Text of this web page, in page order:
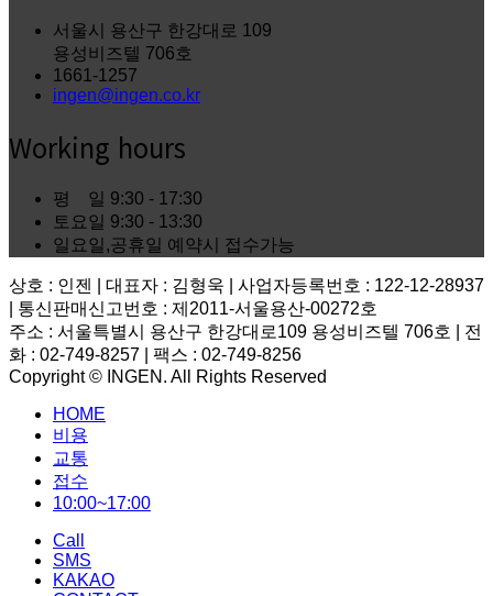
서울시 용산구 한강대로 109
용성비즈텔 706호
1661-1257
ingen@ingen.co.kr
Working hours
평 일 9:30 - 17:30
토요일 9:30 - 13:30
일요일,공휴일 예약시 접수가능
상호 : 인젠 | 대표자 : 김형욱 | 사업자등록번호 : 122-12-28937
| 통신판매신고번호 : 제2011-서울용산-00272호
주소 : 서울특별시 용산구 한강대로109 용성비즈텔 706호 | 전
화 : 02-749-8257 | 팩스 : 02-749-8256
Copyright © INGEN. All Rights Reserved
HOME
비용
교통
접수
10:00~17:00
Call
SMS
KAKAO